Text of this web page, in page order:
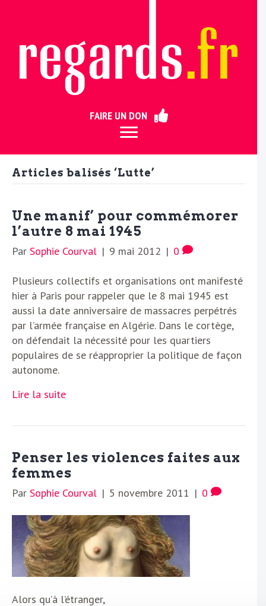
FAIRE UN DON
Articles balisés ‘Lutte’
Une manif’ pour commémorer
l’autre 8 mai 1945
Par Sophie Courval | 9 mai 2012 | 0
Plusieurs collectifs et organisations ont manifesté
hier à Paris pour rappeler que le 8 mai 1945 est
aussi la date anniversaire de massacres perpétrés
par l’armée française en Algérie. Dans le cortège,
on défendait la nécessité pour les quartiers
populaires de se réapproprier la politique de façon
autonome.
Lire la suite
Penser les violences faites aux
femmes
Par Sophie Courval | 5 novembre 2011 | 0
Alors qu’à l’étranger,